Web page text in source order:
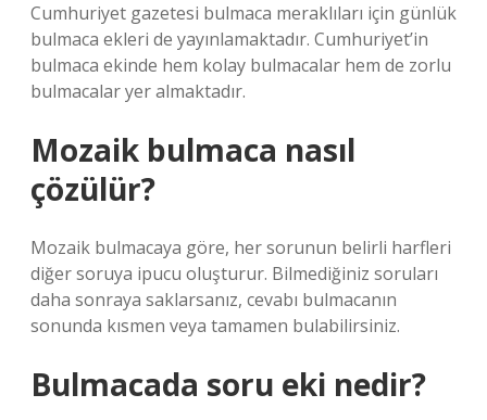
Cumhuriyet gazetesi bulmaca meraklıları için günlük
bulmaca ekleri de yayınlamaktadır. Cumhuriyet’in
bulmaca ekinde hem kolay bulmacalar hem de zorlu
bulmacalar yer almaktadır.
Mozaik bulmaca nasıl
çözülür?
Mozaik bulmacaya göre, her sorunun belirli harfleri
diğer soruya ipucu oluşturur. Bilmediğiniz soruları
daha sonraya saklarsanız, cevabı bulmacanın
sonunda kısmen veya tamamen bulabilirsiniz.
Bulmacada soru eki nedir?